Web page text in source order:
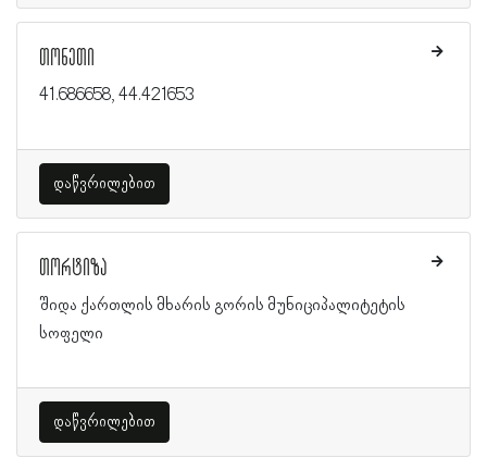
თონეთი
41.686658, 44.421653
დაწვრილებით
თორტიზა
შიდა ქართლის მხარის გორის მუნიციპალიტეტის
სოფელი
დაწვრილებით